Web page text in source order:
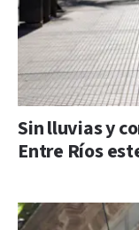
Sin lluvias y
Entre Ríos